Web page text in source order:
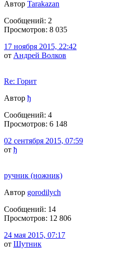
Автор Tarakazan
Сообщений: 2
Просмотров: 8 035
17 ноября 2015, 22:42
от Андрей Волков
Re: Горит
Автор ђ
Сообщений: 4
Просмотров: 6 148
02 сентября 2015, 07:59
от ђ
ручник (ножник)
Автор gorodilych
Сообщений: 14
Просмотров: 12 806
24 мая 2015, 07:17
от Шутник